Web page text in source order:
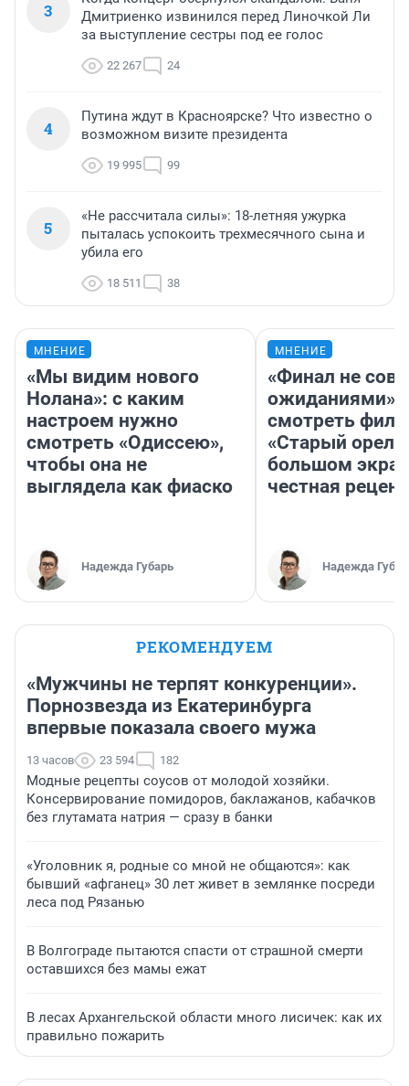
3
Дмитриенко извинился перед Линочкой Ли
за выступление сестры под ее голос
22 267 24
4
Путина ждут в Красноярске? Что известно о
возможном визите президента
19 995 99
5
«Не рассчитала силы»: 18-летняя ужурка
пыталась успокоить трехмесячного сына и
убила его
18 511 38
МНЕНИЕ
«Мы видим нового
Нолана»: с каким
настроем нужно
смотреть «Одиссею»,
чтобы она не
выглядела как фиаско
Надежда Губарь
МНЕНИЕ
«Финал не
ожиданиями»:
смотреть
«Старый орел»
большом
честная
Надежда
РЕКОМЕНДУЕМ
«Мужчины не терпят конкуренции».
Порнозвезда из Екатеринбурга
впервые показала своего мужа
13 часов 23 594 182
Модные рецепты соусов от молодой хозяйки.
Консервирование помидоров, баклажанов, кабачков
без глутамата натрия — сразу в банки
«Уголовник я, родные со мной не общаются»: как
бывший «афганец» 30 лет живет в землянке посреди
леса под Рязанью
В Волгограде пытаются спасти от страшной смерти
оставшихся без мамы ежат
В лесах Архангельской области много лисичек: как их
правильно пожарить